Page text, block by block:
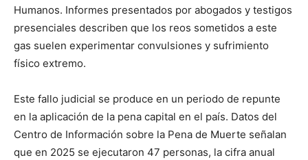
Humanos. Informes presentados por abogados y testigos
presenciales describen que los reos sometidos a este
gas suelen experimentar convulsiones y sufrimiento
físico extremo.
Este fallo judicial se produce en un periodo de repunte
en la aplicación de la pena capital en el país. Datos del
Centro de Información sobre la Pena de Muerte señalan
que en 2025 se ejecutaron 47 personas, la cifra anual